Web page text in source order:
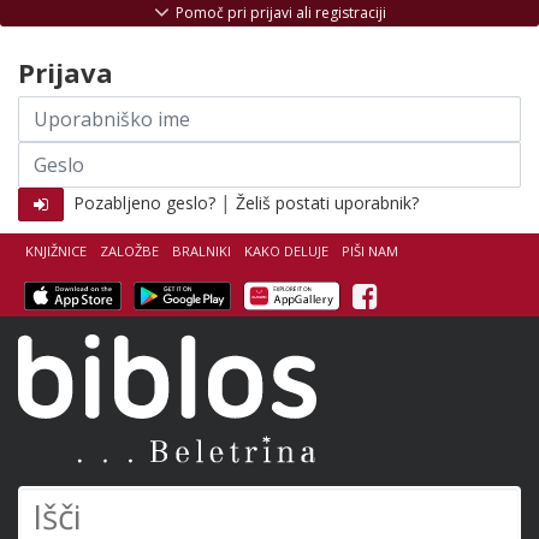
KNJIŽNICE ZALOŽBE BRALNIKI KAKO DELUJE PIŠI NAM
Facebook
Pomoč pri prijavi ali registraciji
Prijava
Uporabniško
ime
Geslo
Pozabljeno geslo? | Želiš postati uporabnik?